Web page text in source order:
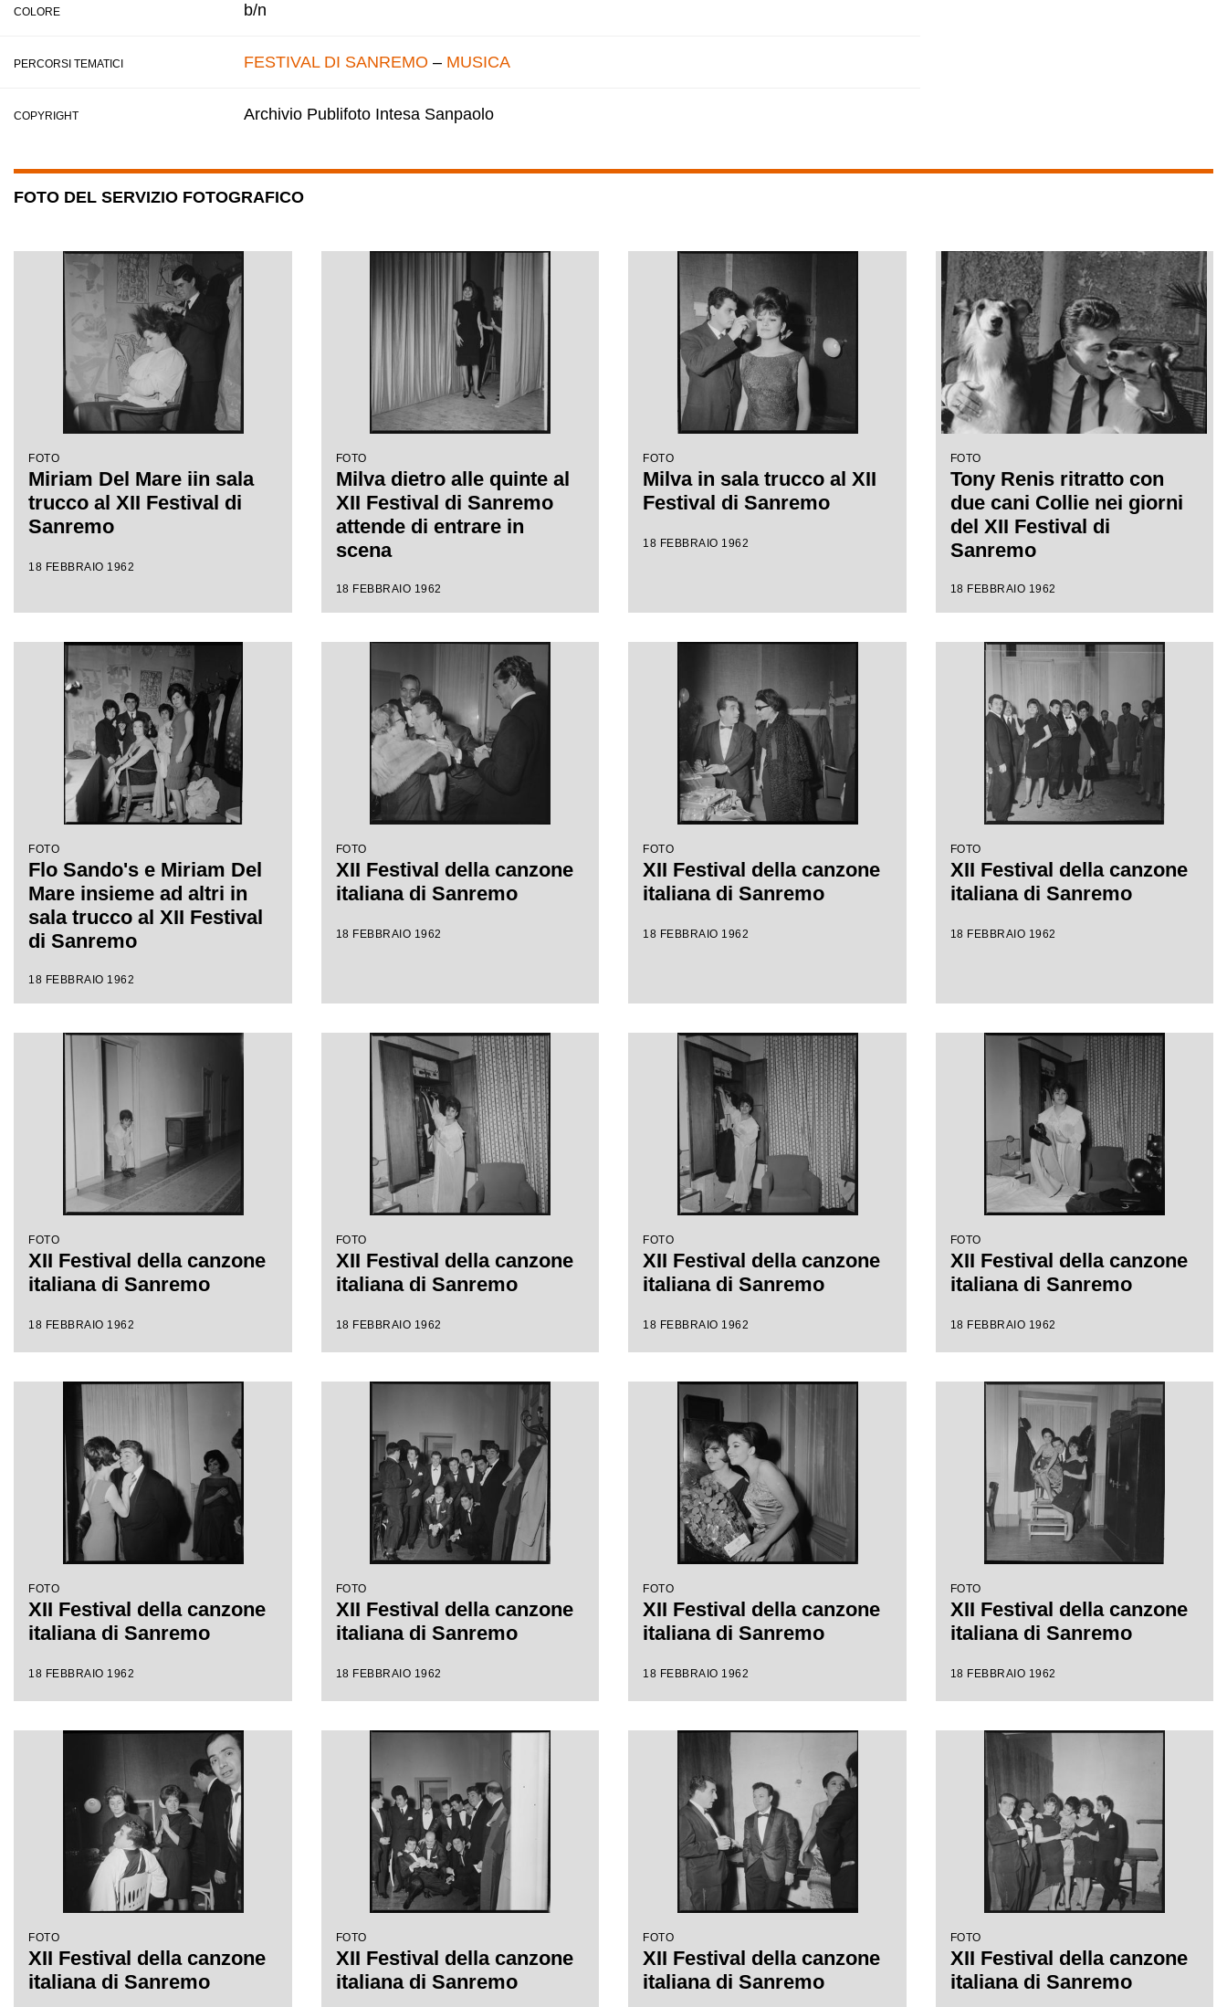
COLORE b/n
PERCORSI TEMATICI FESTIVAL DI SANREMO – MUSICA
COPYRIGHT Archivio Publifoto Intesa Sanpaolo
FOTO DEL SERVIZIO FOTOGRAFICO
FOTO
Miriam Del Mare iin sala
trucco al XII Festival di
Sanremo
18 FEBBRAIO 1962
FOTO
Milva dietro alle quinte al
XII Festival di Sanremo
attende di entrare in
scena
18 FEBBRAIO 1962
FOTO
Milva in sala trucco al XII
Festival di Sanremo
18 FEBBRAIO 1962
FOTO
Tony Renis ritratto con
due cani Collie nei giorni
del XII Festival di
Sanremo
18 FEBBRAIO 1962
FOTO
Flo Sando's e Miriam Del
Mare insieme ad altri in
sala trucco al XII Festival
di Sanremo
18 FEBBRAIO 1962
FOTO
XII Festival della canzone
italiana di Sanremo
18 FEBBRAIO 1962
FOTO
XII Festival della canzone
italiana di Sanremo
18 FEBBRAIO 1962
FOTO
XII Festival della canzone
italiana di Sanremo
18 FEBBRAIO 1962
FOTO
XII Festival della canzone
italiana di Sanremo
18 FEBBRAIO 1962
FOTO
XII Festival della canzone
italiana di Sanremo
18 FEBBRAIO 1962
FOTO
XII Festival della canzone
italiana di Sanremo
18 FEBBRAIO 1962
FOTO
XII Festival della canzone
italiana di Sanremo
18 FEBBRAIO 1962
FOTO
XII Festival della canzone
italiana di Sanremo
18 FEBBRAIO 1962
FOTO
XII Festival della canzone
italiana di Sanremo
18 FEBBRAIO 1962
FOTO
XII Festival della canzone
italiana di Sanremo
18 FEBBRAIO 1962
FOTO
XII Festival della canzone
italiana di Sanremo
18 FEBBRAIO 1962
FOTO
XII Festival della canzone
italiana di Sanremo
FOTO
XII Festival della canzone
italiana di Sanremo
FOTO
XII Festival della canzone
italiana di Sanremo
FOTO
XII Festival della canzone
italiana di Sanremo